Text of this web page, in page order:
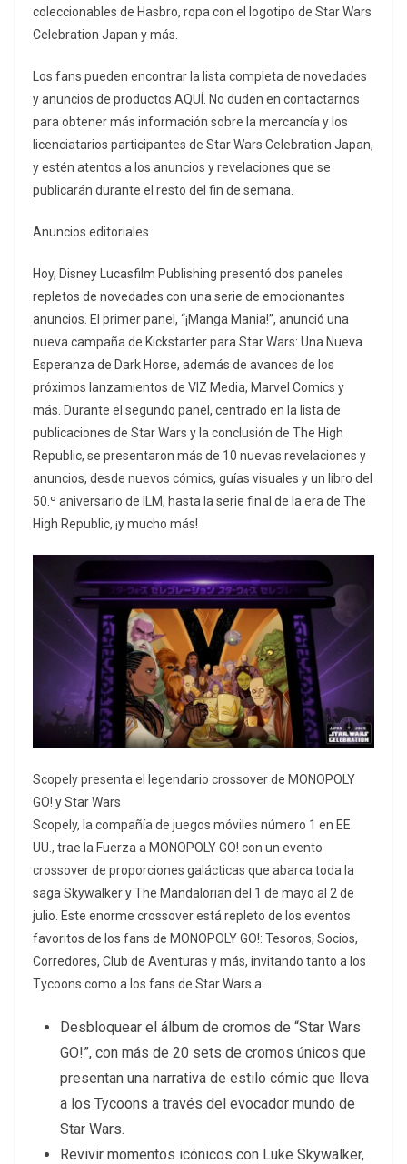
coleccionables de Hasbro, ropa con el logotipo de Star Wars
Celebration Japan y más.
Los fans pueden encontrar la lista completa de novedades
y anuncios de productos AQUÍ. No duden en contactarnos
para obtener más información sobre la mercancía y los
licenciatarios participantes de Star Wars Celebration Japan,
y estén atentos a los anuncios y revelaciones que se
publicarán durante el resto del fin de semana.
Anuncios editoriales
Hoy, Disney Lucasfilm Publishing presentó dos paneles
repletos de novedades con una serie de emocionantes
anuncios. El primer panel, “¡Manga Mania!”, anunció una
nueva campaña de Kickstarter para Star Wars: Una Nueva
Esperanza de Dark Horse, además de avances de los
próximos lanzamientos de VIZ Media, Marvel Comics y
más. Durante el segundo panel, centrado en la lista de
publicaciones de Star Wars y la conclusión de The High
Republic, se presentaron más de 10 nuevas revelaciones y
anuncios, desde nuevos cómics, guías visuales y un libro del
50.º aniversario de ILM, hasta la serie final de la era de The
High Republic, ¡y mucho más!
Scopely presenta el legendario crossover de MONOPOLY
GO! y Star Wars
Scopely, la compañía de juegos móviles número 1 en EE.
UU., trae la Fuerza a MONOPOLY GO! con un evento
crossover de proporciones galácticas que abarca toda la
saga Skywalker y The Mandalorian del 1 de mayo al 2 de
julio. Este enorme crossover está repleto de los eventos
favoritos de los fans de MONOPOLY GO!: Tesoros, Socios,
Corredores, Club de Aventuras y más, invitando tanto a los
Tycoons como a los fans de Star Wars a:
Desbloquear el álbum de cromos de “Star Wars
GO!”, con más de 20 sets de cromos únicos que
presentan una narrativa de estilo cómic que lleva
a los Tycoons a través del evocador mundo de
Star Wars.
Revivir momentos icónicos con Luke Skywalker,